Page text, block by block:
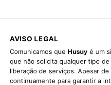
AVISO LEGAL
Comunicamos que Husuy é um
que não solicita qualquer tipo
liberação de serviços. Apesar
continuamente para garantir a